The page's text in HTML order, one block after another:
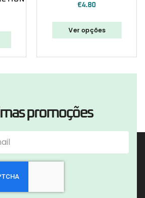
€4.80
Ver opções
promoções